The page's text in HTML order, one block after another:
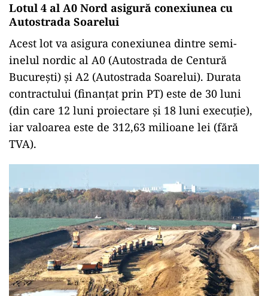
Lotul 4 al A0 Nord asigură conexiunea cu
Autostrada Soarelui
Acest lot va asigura conexiunea dintre semi-
inelul nordic al A0 (Autostrada de Centură
București) și A2 (Autostrada Soarelui). Durata
contractului (finanțat prin PT) este de 30 luni
(din care 12 luni proiectare și 18 luni execuție),
iar valoarea este de 312,63 milioane lei (fără
TVA).